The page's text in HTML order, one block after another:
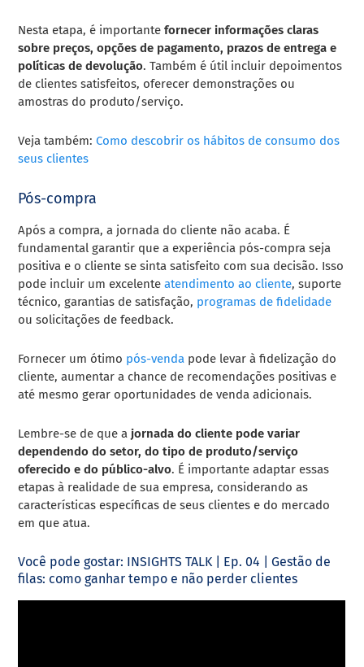
Nesta etapa, é importantefornecer informações claras
sobre preços, opções de pagamento, prazos de entrega e
políticas de devolução. Também é útil incluir depoimentos
de clientes satisfeitos, oferecer demonstrações ou
amostras do produto/serviço.
Veja também:Como descobrir os hábitos de consumo dos
seus clientes
Pós-compra
Após a compra, a jornada do cliente não acaba. É
fundamental garantir que a experiência pós-compra seja
positiva e o cliente se sinta satisfeito com sua decisão. Isso
pode incluir um excelenteatendimento ao cliente, suporte
técnico, garantias de satisfação, programas de fidelidade
ou solicitações de feedback.
Fornecer um ótimo pós-venda pode levar à fidelização do
cliente, aumentar a chance de recomendações positivas e
até mesmo gerar oportunidades de venda adicionais.
Lembre-se de que a jornada do cliente pode variar
dependendo do setor, do tipo de produto/serviço
oferecido e do público-alvo. É importante adaptar essas
etapas à realidade de sua empresa, considerando as
características específicas de seus clientes e do mercado
em que atua.
Você pode gostar: INSIGHTS TALK | Ep. 04 | Gestão de
filas: como ganhar tempo e não perder clientes